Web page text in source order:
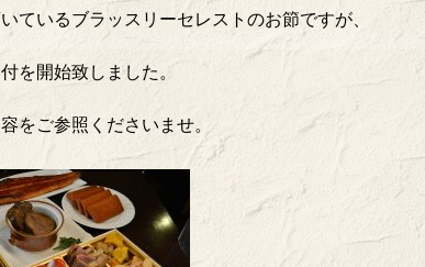
ているブラッスリーセレストのお節ですが、
を開始致しました。
をご参照くださいませ。